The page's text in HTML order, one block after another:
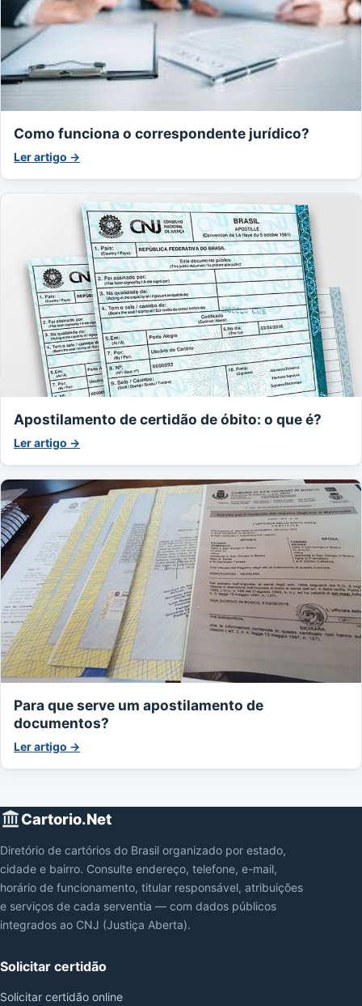
Como funciona o correspondente jurídico?
Ler artigo →
Apostilamento de certidão de óbito: o que é?
Ler artigo →
Para que serve um apostilamento de
documentos?
Ler artigo →
Cartorio.Net
Diretório de cartórios do Brasil organizado por estado,
cidade e bairro. Consulte endereço, telefone, e-mail,
horário de funcionamento, titular responsável, atribuições
e serviços de cada serventia — com dados públicos
integrados ao CNJ (Justiça Aberta).
Solicitar certidão
Solicitar certidão online